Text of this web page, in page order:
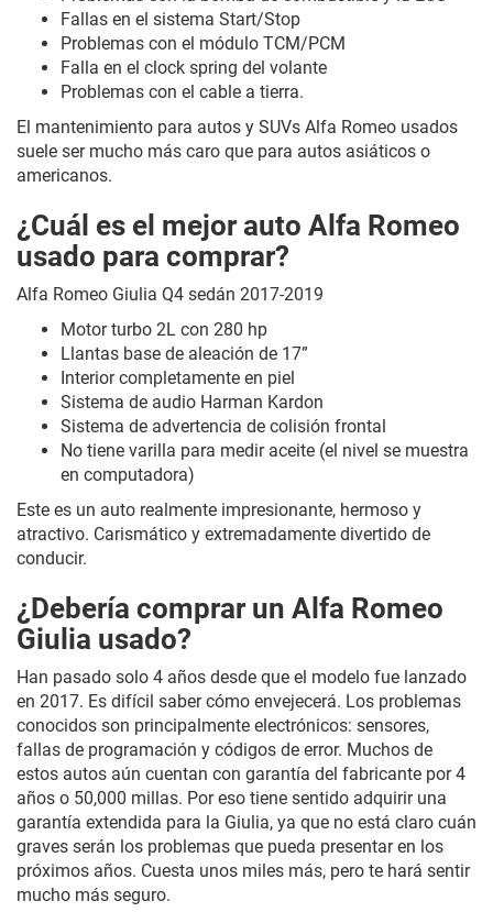
Fallas en el sistema Start/Stop
Problemas con el módulo TCM/PCM
Falla en el clock spring del volante
Problemas con el cable a tierra.
El mantenimiento para autos y SUVs Alfa Romeo usados
suele ser mucho más caro que para autos asiáticos o
americanos.
¿Cuál es el mejor auto Alfa Romeo
usado para comprar?
Alfa Romeo Giulia Q4 sedán 2017-2019
Motor turbo 2L con 280 hp
Llantas base de aleación de 17”
Interior completamente en piel
Sistema de audio Harman Kardon
Sistema de advertencia de colisión frontal
No tiene varilla para medir aceite (el nivel se muestra
en computadora)
Este es un auto realmente impresionante, hermoso y
atractivo. Carismático y extremadamente divertido de
conducir.
¿Debería comprar un Alfa Romeo
Giulia usado?
Han pasado solo 4 años desde que el modelo fue lanzado
en 2017. Es difícil saber cómo envejecerá. Los problemas
conocidos son principalmente electrónicos: sensores,
fallas de programación y códigos de error. Muchos de
estos autos aún cuentan con garantía del fabricante por 4
años o 50,000 millas. Por eso tiene sentido adquirir una
garantía extendida para la Giulia, ya que no está claro cuán
graves serán los problemas que pueda presentar en los
próximos años. Cuesta unos miles más, pero te hará sentir
mucho más seguro.